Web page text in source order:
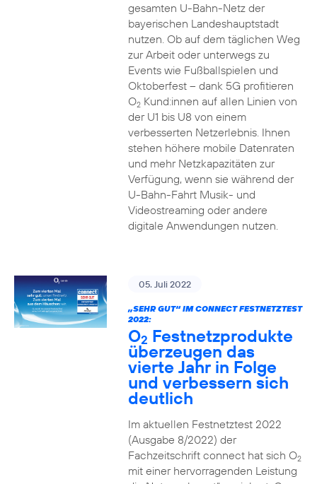
gesamten U-Bahn-Netz der
bayerischen Landeshauptstadt
nutzen. Ob auf dem täglichen Weg
zur Arbeit oder unterwegs zu
Events wie Fußballspielen und
Oktoberfest – dank 5G profitieren
O2Kund:innen auf allen Linien von
der U1 bis U8 von einem
verbesserten Netzerlebnis. Ihnen
stehen höhere mobile Datenraten
und mehr Netzkapazitäten zur
Verfügung, wenn sie während der
U-Bahn-Fahrt Musik- und
Videostreaming oder andere
digitale Anwendungen nutzen.
05. Juli 2022
„SEHR GUT“ IM CONNECT FESTNETZTEST
2022:
O2 Festnetzprodukte
überzeugen das
vierte Jahr in Folge
und verbessern sich
deutlich
Im aktuellen Festnetztest 2022
(Ausgabe 8/2022) der
Fachzeitschrift connect hat sich O2
mit einer hervorragenden Leistung